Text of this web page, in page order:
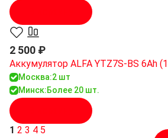
2 500 ₽
Аккумулятор ALFA YTZ7S-BS 6Ah
Москва:2 шт
Минск:Более 20 шт.
1 2 3 4 5